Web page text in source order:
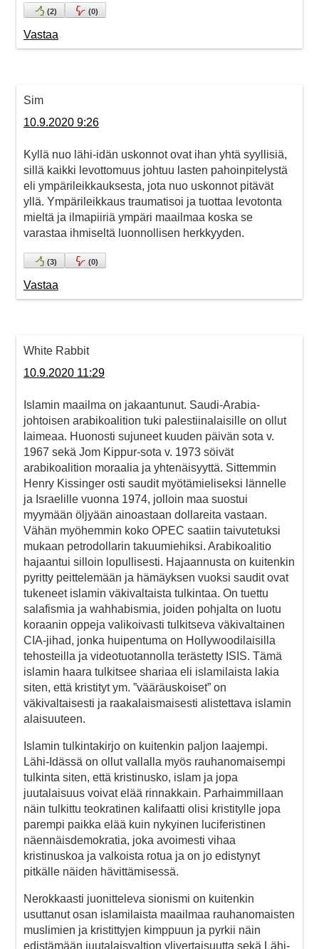
(2) (0)
Vastaa
Sim
10.9.2020 9:26
Kyllä nuo lähi-idän uskonnot ovat ihan yhtä syyllisiä,
sillä kaikki levottomuus johtuu lasten pahoinpitelystä
eli ympärileikkauksesta, jota nuo uskonnot pitävät
yllä. Ympärileikkaus traumatisoi ja tuottaa levotonta
mieltä ja ilmapiiriä ympäri maailmaa koska se
varastaa ihmiseltä luonnollisen herkkyyden.
(3) (0)
Vastaa
White Rabbit
10.9.2020 11:29
Islamin maailma on jakaantunut. Saudi-Arabia-
johtoisen arabikoalition tuki palestiinalaisille on ollut
laimeaa. Huonosti sujuneet kuuden päivän sota v.
1967 sekä Jom Kippur-sota v. 1973 söivät
arabikoalition moraalia ja yhtenäisyyttä. Sittemmin
Henry Kissinger osti saudit myötämieliseksi lännelle
ja Israelille vuonna 1974, jolloin maa suostui
myymään öljyään ainoastaan dollareita vastaan.
Vähän myöhemmin koko OPEC saatiin taivutetuksi
mukaan petrodollarin takuumiehiksi. Arabikoalitio
hajaantui silloin lopullisesti. Hajaannusta on kuitenkin
pyritty peittelemään ja hämäyksen vuoksi saudit ovat
tukeneet islamin väkivaltaista tulkintaa. On tuettu
salafismia ja wahhabismia, joiden pohjalta on luotu
koraanin oppeja valikoivasti tulkitseva väkivaltainen
CIA-jihad, jonka huipentuma on Hollywoodilaisilla
tehosteilla ja videotuotannolla terästetty ISIS. Tämä
islamin haara tulkitsee shariaa eli islamilaista lakia
siten, että kristityt ym. ”vääräuskoiset” on
väkivaltaisesti ja raakalaismaisesti alistettava islamin
alaisuuteen.
Islamin tulkintakirjo on kuitenkin paljon laajempi.
Lähi-Idässä on ollut vallalla myös rauhanomaisempi
tulkinta siten, että kristinusko, islam ja jopa
juutalaisuus voivat elää rinnakkain. Parhaimmillaan
näin tulkittu teokratinen kalifaatti olisi kristitylle jopa
parempi paikka elää kuin nykyinen luciferistinen
näennäisdemokratia, joka avoimesti vihaa
kristinuskoa ja valkoista rotua ja on jo edistynyt
pitkälle näiden hävittämisessä.
Nerokkaasti juonitteleva sionismi on kuitenkin
usuttanut osan islamilaista maailmaa rauhanomaisten
muslimien ja kristittyjen kimppuun ja pyrkii näin
edistämään juutalaisvaltion ylivertaisuutta sekä Lähi-